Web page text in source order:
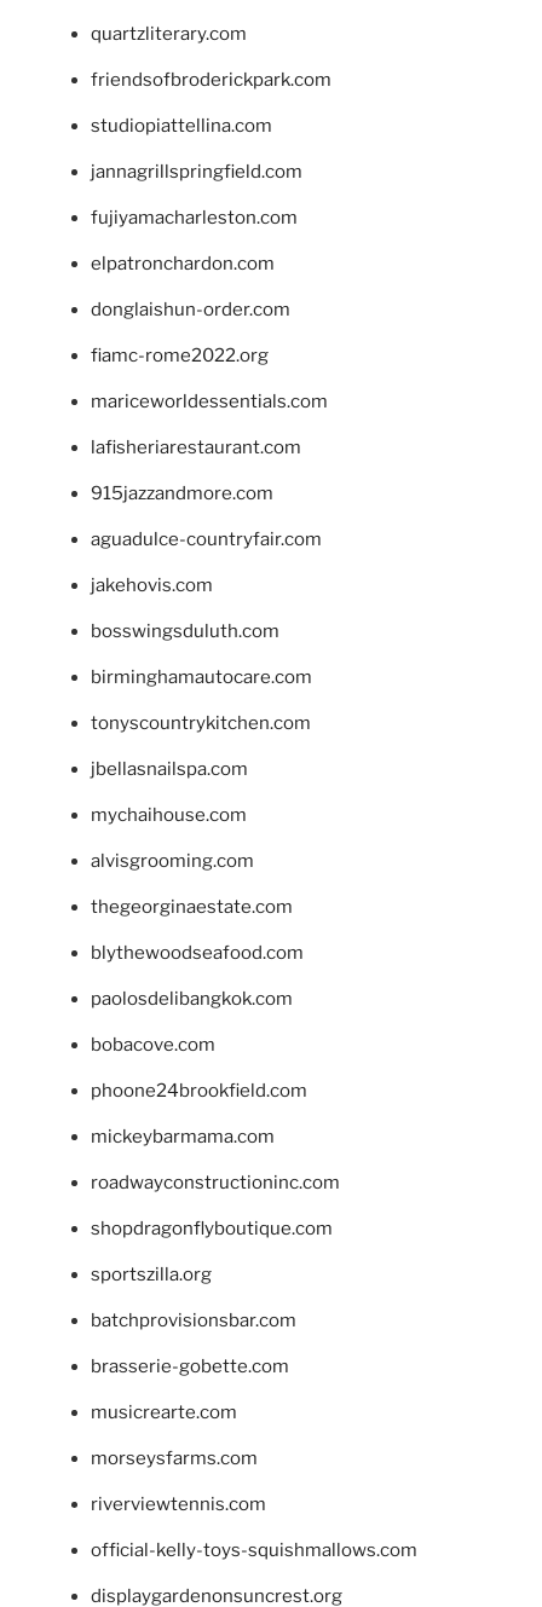
quartzliterary.com
friendsofbroderickpark.com
studiopiattellina.com
jannagrillspringfield.com
fujiyamacharleston.com
elpatronchardon.com
donglaishun-order.com
fiamc-rome2022.org
mariceworldessentials.com
lafisheriarestaurant.com
915jazzandmore.com
aguadulce-countryfair.com
jakehovis.com
bosswingsduluth.com
birminghamautocare.com
tonyscountrykitchen.com
jbellasnailspa.com
mychaihouse.com
alvisgrooming.com
thegeorginaestate.com
blythewoodseafood.com
paolosdelibangkok.com
bobacove.com
phoone24brookfield.com
mickeybarmama.com
roadwayconstructioninc.com
shopdragonflyboutique.com
sportszilla.org
batchprovisionsbar.com
brasserie-gobette.com
musicrearte.com
morseysfarms.com
riverviewtennis.com
official-kelly-toys-squishmallows.com
displaygardenonsuncrest.org